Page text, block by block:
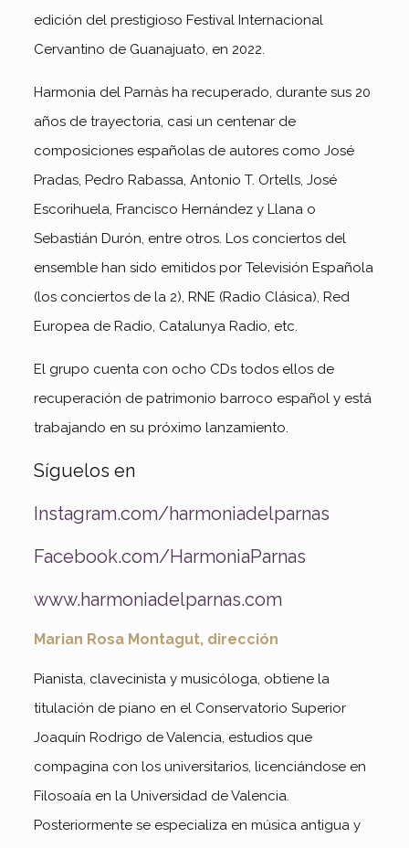
edición del prestigioso Festival Internacional
Cervantino de Guanajuato, en 2022.
Harmonia del Parnàs ha recuperado, durante sus 20
años de trayectoria, casi un centenar de
composiciones españolas de autores como José
Pradas, Pedro Rabassa, Antonio T. Ortells, José
Escorihuela, Francisco Hernández y Llana o
Sebastián Durón, entre otros. Los conciertos del
ensemble han sido emitidos por Televisión Española
(los conciertos de la 2), RNE (Radio Clásica), Red
Europea de Radio, Catalunya Radio, etc.
El grupo cuenta con ocho CDs todos ellos de
recuperación de patrimonio barroco español y está
trabajando en su próximo lanzamiento.
Síguelos en
Instagram.com/harmoniadelparnas
Facebook.com/HarmoniaParnas
www.harmoniadelparnas.com
Marian Rosa Montagut, dirección
Pianista, clavecinista y musicóloga, obtiene la
titulación de piano en el Conservatorio Superior
Joaquín Rodrigo de Valencia, estudios que
compagina con los universitarios, licenciándose en
Filosoaía en la Universidad de Valencia.
Posteriormente se especializa en música antigua y